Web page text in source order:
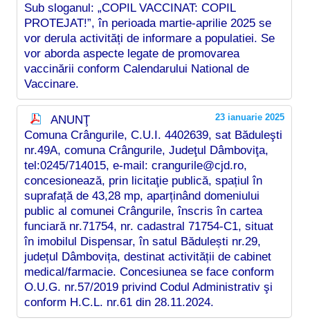
Sub sloganul: „COPIL VACCINAT: COPIL
PROTEJAT!”, în perioada martie-aprilie 2025 se
vor derula activități de informare a populatiei. Se
vor aborda aspecte legate de promovarea
vaccinării conform Calendarului National de
Vaccinare.
23 ianuarie 2025
ANUNŢ
Comuna Crângurile, C.U.I. 4402639, sat Băduleşti
nr.49A, comuna Crângurile, Judeţul Dâmboviţa,
tel:0245/714015, e-mail: crangurile@cjd.ro,
concesionează, prin licitaţie publică, spațiul în
suprafață de 43,28 mp, aparținând domeniului
public al comunei Crângurile, înscris în cartea
funciară nr.71754, nr. cadastral 71754-C1, situat
în imobilul Dispensar, în satul Bădulești nr.29,
județul Dâmbovița, destinat activității de cabinet
medical/farmacie. Concesiunea se face conform
O.U.G. nr.57/2019 privind Codul Administrativ şi
conform H.C.L. nr.61 din 28.11.2024.